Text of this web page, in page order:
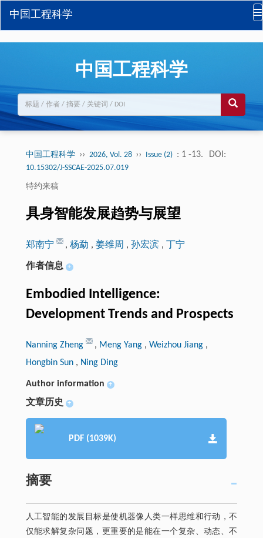
中国工程科学
中国工程科学
中国工程科学 ›› 2026, Vol. 28 ›› Issue (2) : 1 -13. DOI:
10.15302/J-SSCAE-2025.07.019
特约来稿
具身智能发展趋势与展望
郑南宁 , 杨勐 , 姜维周 , 孙宏滨 , 丁宁
作者信息 +
Embodied Intelligence:
Development Trends and Prospects
Nanning Zheng , Meng Yang , Weizhou Jiang ,
Hongbin Sun , Ning Ding
Author information +
文章历史 +
PDF (1039K)
摘要
人工智能的发展目标是使机器像人类一样思维和行动，不
仅能求解复杂问题，更重要的是能在一个复杂、动态、不